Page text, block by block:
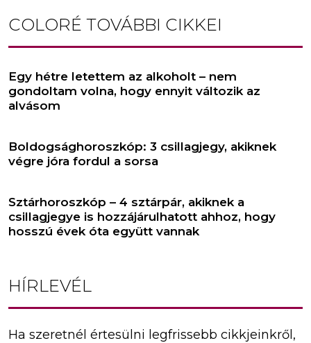
COLORÉ TOVÁBBI CIKKEI
Egy hétre letettem az alkoholt – nem
gondoltam volna, hogy ennyit változik az
alvásom
Boldogsághoroszkóp: 3 csillagjegy, akiknek
végre jóra fordul a sorsa
Sztárhoroszkóp – 4 sztárpár, akiknek a
csillagjegye is hozzájárulhatott ahhoz, hogy
hosszú évek óta együtt vannak
HÍRLEVÉL
Ha szeretnél értesülni legfrissebb cikkjeinkről,